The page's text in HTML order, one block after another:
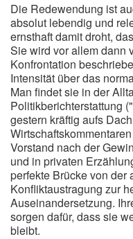
Die Redewendung ist
absolut lebendig und
ernsthaft damit droht,
Sie wird vor allem dann
Konfrontation
Intensität über das
Man findet sie in der
Politikberichterstattung
gestern kräftig aufs
Vorstand nach der
und in privaten
perfekte Brücke von der
Konfliktaustragung zur
Auseinandersetzung.
sorgen dafür, dass sie
bleibt.